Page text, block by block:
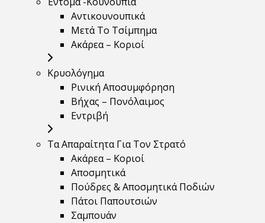
Αντικουνουπικά
Μετά Το Τσίμπημα
Ακάρεα – Κοριοί
Κρυολόγημα
Ρινική Αποσυμφόρηση
Βήχας – Πονόλαιμος
Εντριβή
Τα Απαραίτητα Για Τον Στρατό
Ακάρεα – Κοριοί
Αποσμητικά
Πούδρες & Αποσμητικά Ποδιών
Πάτοι Παπουτσιών
Σαμπουάν